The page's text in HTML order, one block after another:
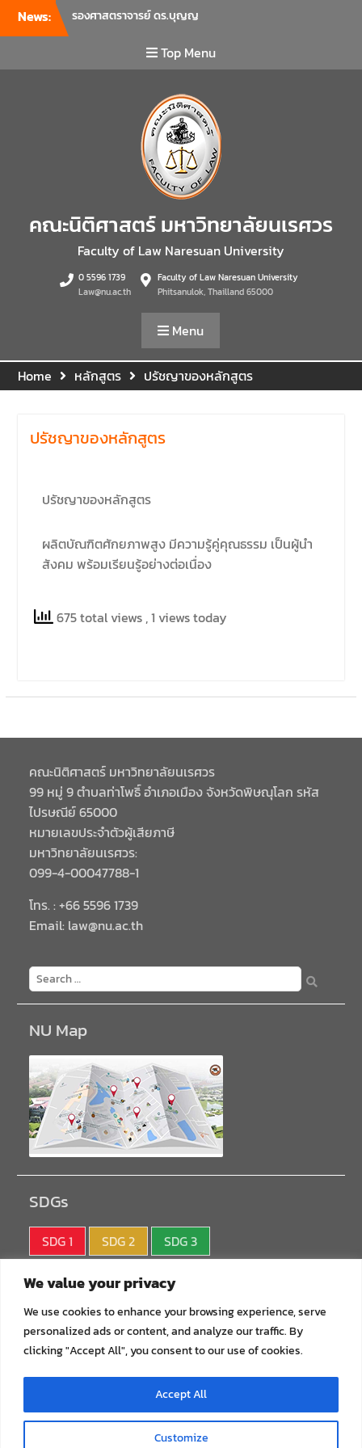
We value your privacy
We use cookies to enhance your browsing experience, serve
personalized ads or content, and analyze our traffic. By
clicking "Accept All", you consent to our use of cookies.
Customize
Accept All
News:
รองศาสตราจารย์ ดร.บุญญ
คณะนิติศาสตร์ เป็นประธานที่
ประชุมผู้บริหารคณะพบ
เป็นการเตรียมพร้อมก่อนเปิด
ภาคเรียนต้น ปีการศึกษา 2569
พร้อมด้วยรองคณบดีทุกฝ่าย
เข้าร่วมแจ้งนโยบายแนวทาง
การบริหารงานในแต่ละด้านของ
คณะ รวมทั้งการเตรียมความ
รายวิชาวิจัยทางกฎหมาย และ
รายวิชาตรรกศาสตร์และการ
ประชุมชั้น 3 อาคารคณะ
นิติศาสตร์ มหาวิทยาลัยนเรศวร
คณะนิติศาสตร์ มหาวิทยาลัย
นเรศวร จัดโครงการเตรียม
ความพร้อมเพื่อรับมือภัยพิบัติ
และปฐมพยาบาลเบื้องต้น
ประจำปี 2569 ณ ห้อง 2-311
กิจกรรมดังกล่าวจัดขึ้นสำหรับ
ร่วมกันสร้างพื้นที่การทำงานที่
คณะ และ 1 กอง
คณะนิติศาสตร์ มหาวิทยาลัย
ศึกษา 2569 โดยได้รับเกียรติ
ด้านการเรียนการสอนของคณะ
นิติศาสตร์
Top Menu
คณะนิติศาสตร์ มหาวิทยาลัยนเรศวร
Faculty of Law Naresuan University
0 5596 1739
Law@nu.ac.th
Faculty of Law Naresuan University
Phitsanulok, Thailland 65000
Menu
Home หลักสูตร ปรัชญาของหลักสูตร
ปรัชญาของหลักสูตร
ปรัชญาของหลักสูตร
ผลิตบัณฑิตศักยภาพสูง มีความรู้คู่คุณธรรม เป็นผู้นำ
สังคม พร้อมเรียนรู้อย่างต่อเนื่อง
675 total views , 1 views today
คณะนิติศาสตร์ มหาวิทยาลัยนเรศวร
99 หมู่ 9 ตำบลท่าโพธิ์ อำเภอเมือง จังหวัดพิษณุโลก รหัส
ไปรษณีย์ 65000
หมายเลขประจำตัวผู้เสียภาษี
มหาวิทยาลัยนเรศวร:
099-4-00047788-1
โทร. : +66 5596 1739
Email: law@nu.ac.th
NU Map
SDGs
SDG 1 SDG 2
SDG 3
SDG 4
SDG 7
SDG 8
SDG 9
SDG10
SDG11
SDG12
SDG13
SDG14
SDG15